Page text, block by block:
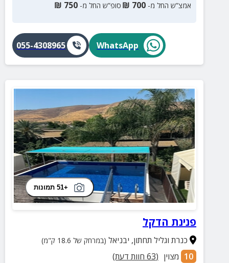
אמצ”ש החל מ- 700
₪ סופ”ש החל מ- 750
₪
WhatsApp
055-4308965
+51 תמונות
פנינת הדקל
כנרת וגליל תחתון, יבניאל (במרחק של 18.6 ק"מ)
10 מצוין (
63 חוות דעת)